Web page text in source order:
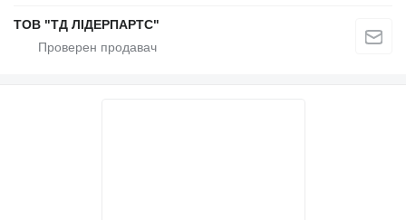
ТОВ "ТД ЛІДЕРПАРТС"